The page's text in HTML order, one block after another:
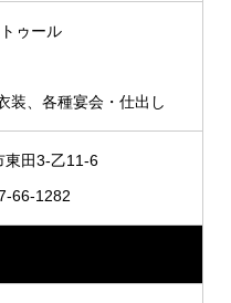
ゥール
装、各種宴会・仕出し
東田3-乙11-6
66-1282